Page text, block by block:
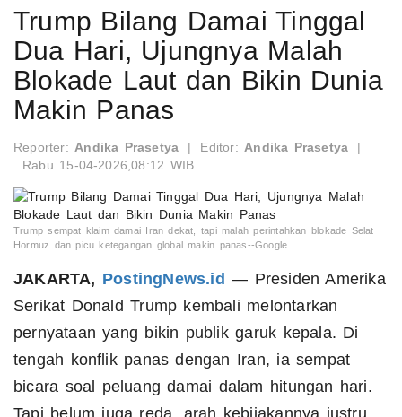
Trump Bilang Damai Tinggal
Dua Hari, Ujungnya Malah
Blokade Laut dan Bikin Dunia
Makin Panas
Reporter:Andika Prasetya | Editor:Andika Prasetya
|
Rabu 15-04-2026,08:12 WIB
Trump sempat klaim damai Iran dekat, tapi malah perintahkan blokade Selat
Hormuz dan picu ketegangan global makin panas--Google
JAKARTA, PostingNews.id — Presiden Amerika
Serikat Donald Trump kembali melontarkan
pernyataan yang bikin publik garuk kepala. Di
tengah konflik panas dengan Iran, ia sempat
bicara soal peluang damai dalam hitungan hari.